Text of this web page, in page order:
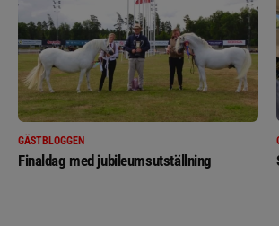
GÄSTBLOGGEN
Finaldag med jubileumsutställning